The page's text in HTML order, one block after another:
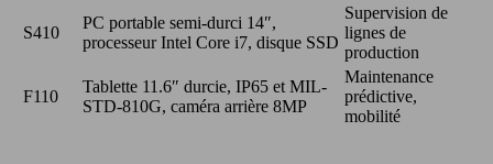
S410
PC portable semi-durci 14″,
processeur Intel Core i7, disque SSD
Supervision de
lignes de
production
F110
Tablette 11.6″ durcie, IP65 et MIL-
STD-810G, caméra arrière 8MP
Maintenance
prédictive,
mobilité